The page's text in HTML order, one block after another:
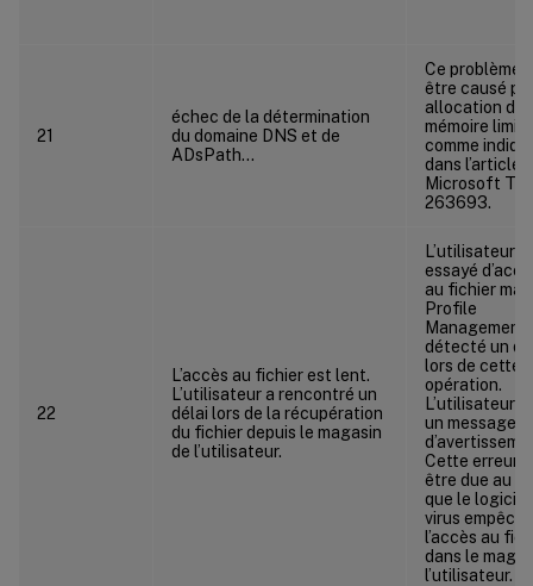
21
échec de la détermination
du domaine DNS et de
ADsPath…
Ce problème
être causé
allocation de
mémoire
comme
dans l’article
Microsoft
263693.
22
L’accès au fichier est lent.
L’utilisateur a rencontré un
délai lors de la récupération
du fichier depuis le magasin
de l’utilisateur.
L’utilisateur a
essayé
au fichier mais
Profile
Management
détecté un
lors de cette
opération.
L’utilisateur
un message
Cette erreur
être due au
que le
virus empêche
l’accès au
dans le
l’utilisateur.